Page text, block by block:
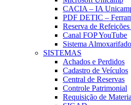
CACIA – IA
PDF DETIC –
Reserva de
Canal FOP YouTube
Sistema
SISTEMAS
Achados e Perdidos
Cadastro de Veículos
Central de Reservas
Controle Patrimonial
Requisição de